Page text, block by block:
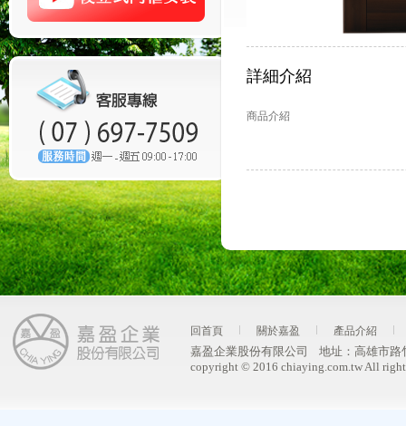
詳細介紹
商品介紹
回首頁 關於嘉盈 產品介紹
嘉盈企業股份有限公司 地址： 高雄市
copyright © 2016 chiaying.com.tw All right